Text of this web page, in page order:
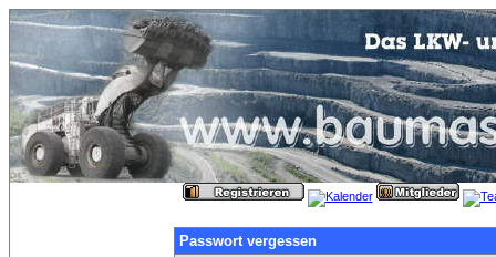
Passwort vergessen